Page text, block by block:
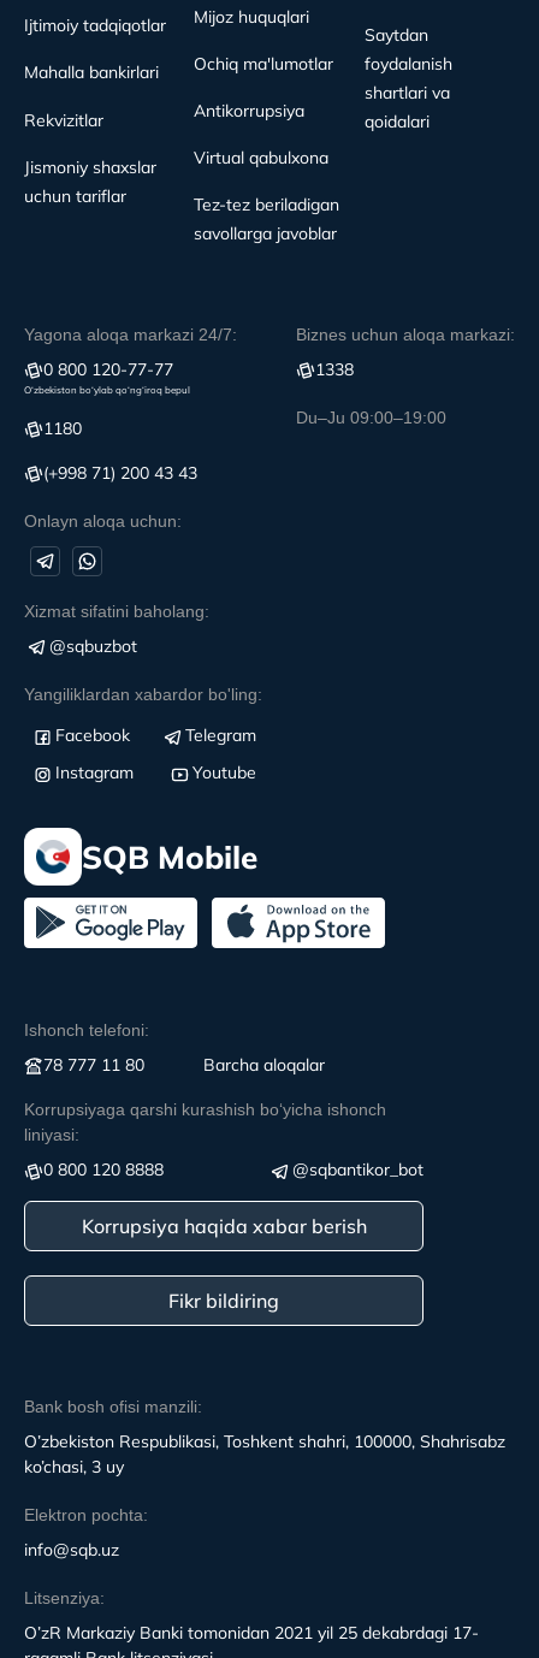
Bank bosh ofisi manzili:
O’zbekiston Respublikasi, Toshkent shahri, 100000, Shahrisabz
ko’chasi, 3 uy
Elektron pochta:
info@sqb.uz
Litsenziya:
O’zR Markaziy Banki tomonidan 2021 yil 25 dekabrdagi 17-
Ijtimoiy tadqiqotlar
Mahalla bankirlari
Rekvizitlar
Jismoniy shaxslar
uchun tariflar
Mijoz huquqlari
Ochiq ma'lumotlar
Antikorrupsiya
Virtual qabulxona
Tez-tez beriladigan
savollarga javoblar
Saytdan
foydalanish
shartlari va
qoidalari
Yagona aloqa markazi 24/7:
0 800 120-77-77
O‘zbekiston bo‘ylab qo‘ng‘iroq bepul
1180
(+998 71) 200 43 43
Onlayn aloqa uchun:
Biznes uchun aloqa markazi:
1338
Du–Ju 09:00–19:00
Xizmat sifatini baholang:
@sqbuzbot
Yangiliklardan xabardor bo'ling:
Facebook
Telegram
Instagram
Youtube
SQB Mobile
Ishonch telefoni:
78 777 11 80 Вarcha aloqalar
Korrupsiyaga qarshi kurashish boʻyicha ishonch
liniyasi:
0 800 120 8888 @sqbantikor_bot
Korrupsiya haqida xabar berish
Fikr bildiring